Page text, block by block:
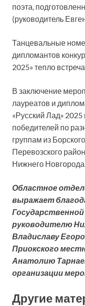
поэта,
(руководитель
Танцевальные
дипломантов
2025» тепло
В заключение
лауреатов и
«Русский Лад»
победителей по
группам из
Перевозского
Нижнего
Областное
выражает
руководителю
Владиславу
Приокского
Анатолию
организации
Другие